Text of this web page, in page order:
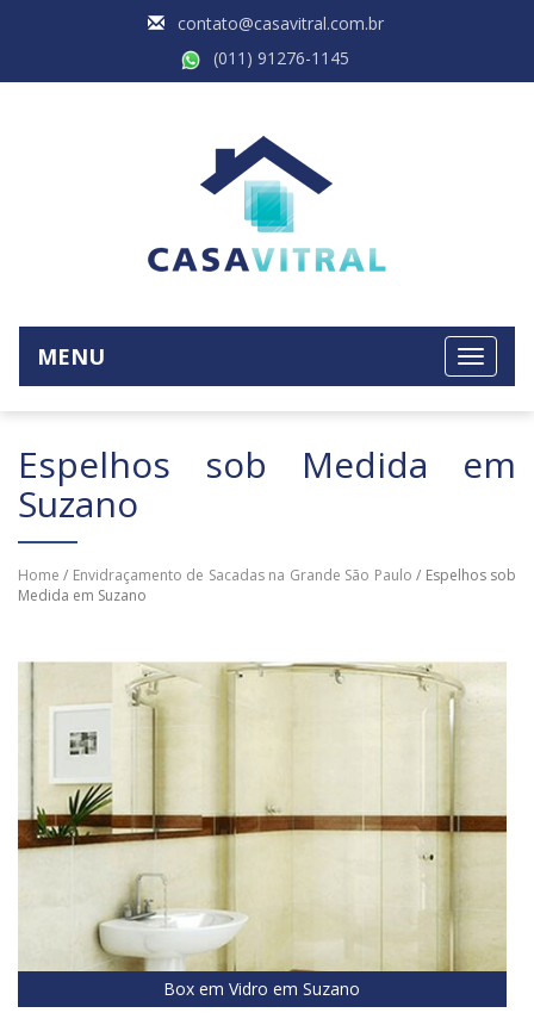
contato@casavitral.com.br
(011) 91276-1145
MENU
Espelhos sob Medida em
Suzano
Home / Envidraçamento de Sacadas na Grande São Paulo / Espelhos sob
Medida em Suzano
Box em Vidro em Suzano